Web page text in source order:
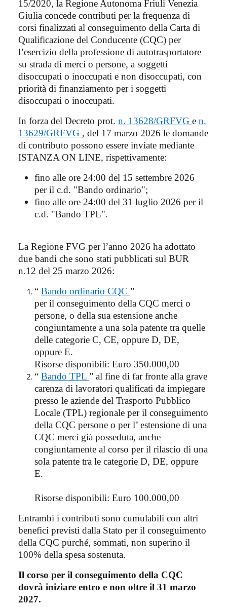
15/2020, la Regione Autonoma Friuli Venezia
Giulia concede contributi per la frequenza di
corsi finalizzati al conseguimento della Carta di
Qualificazione del Conducente (CQC) per
l’esercizio della professione di autotrasportatore
su strada di merci o persone, a soggetti
disoccupati o inoccupati e non disoccupati, con
priorità di finanziamento per i soggetti
disoccupati o inoccupati.
In forza del Decreto prot. n. 13628/GRFVG e n.
13629/GRFVG , del 17 marzo 2026 le domande
di contributo possono essere inviate mediante
ISTANZA ON LINE, rispettivamente:
fino alle ore 24:00 del 15 settembre 2026
per il c.d. "Bando ordinario";
fino alle ore 24:00 del 31 luglio 2026 per il
c.d. "Bando TPL".
La Regione FVG per l’anno 2026 ha adottato
due bandi che sono stati pubblicati sul BUR
n.12 del 25 marzo 2026:
“ Bando ordinario CQC ”
per il conseguimento della CQC merci o
persone, o della sua estensione anche
congiuntamente a una sola patente tra quelle
delle categorie C, CE, oppure D, DE,
oppure E.
Risorse disponibili: Euro 350.000,00
“ Bando TPL ” al fine di far fronte alla grave
carenza di lavoratori qualificati da impiegare
presso le aziende del Trasporto Pubblico
Locale (TPL) regionale per il conseguimento
della CQC persone o per l’ estensione di una
CQC merci già posseduta, anche
congiuntamente al corso per il rilascio di una
sola patente tra le categorie D, DE, oppure
E.
Risorse disponibili: Euro 100.000,00
Entrambi i contributi sono cumulabili con altri
benefici previsti dalla Stato per il conseguimento
della CQC purché, sommati, non superino il
100% della spesa sostenuta.
Il corso per il conseguimento della CQC
dovrà iniziare entro e non oltre il 31 marzo
2027.